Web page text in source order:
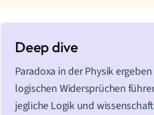
Paradoxa in der Physik
logischen Widersprüchen
jegliche Logik und